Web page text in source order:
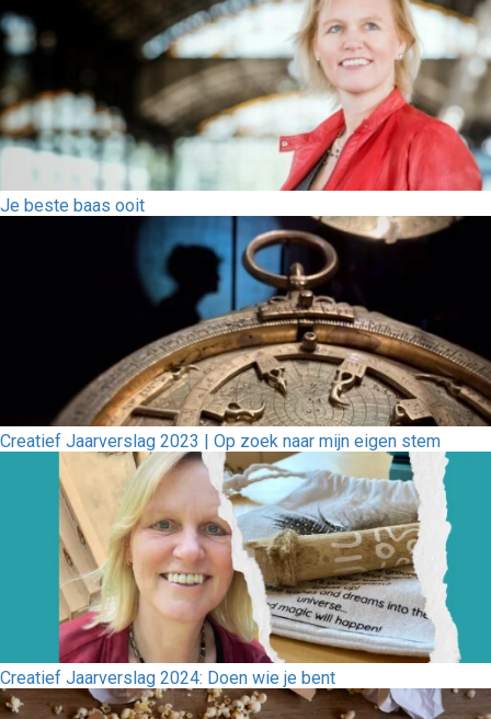
Je beste baas ooit
Creatief Jaarverslag 2023 | Op zoek naar mijn eigen stem
Creatief Jaarverslag 2024: Doen wie je bent